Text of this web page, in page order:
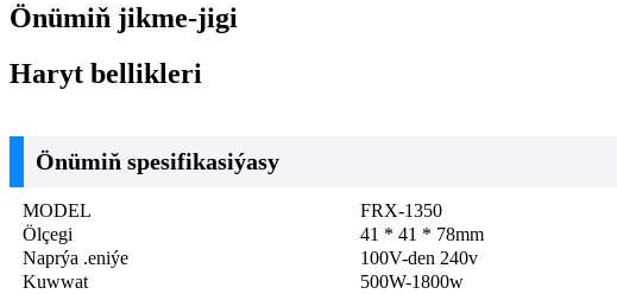
Önümiň jikme-jigi
Haryt bellikleri
Önümiň spesifikasiýasy
MODEL
FRX-1350
Ölçegi
41 * 41 * 78mm
Naprýa .eniýe
100V-den 240v
Kuwwat
500W-1800w